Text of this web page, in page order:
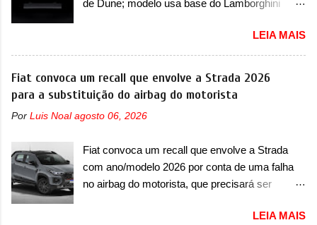
Fang Cheng Bao, que parece se perder na sua
marca divulgou algumas imagens externas e
informações sobre o sedã, que terá seu
lançamento ainda neste ano de 2026. Em
termos de design, o Formula S segue
basicamente as mesmas linhas do conceito
aconteceu no primeiro semestre. Na dianteira, o
sedã conta com faróis mais quadrados e
compactos, com luzes ...
de Dune; modelo usa base do Lamborghini
apresentou as primeiras imagens teaser de um
novo superesportivo que vai oferecer aos seus
consumidores. Trata-se do Dune, um cupê
superesportivo que terá uma proposta off-road
assim como outros esportivos recentemente
tiveram, como o Porsche 911 Dakar e o...
italiano tem grande parte no desenvolvimento
do Dune. Baseado no Huracán, o Dune nasce
com uma proposta similar ao que a marca
LEIA MAIS
Fiat convoca um recall que envolve a Strada 2026
para a substituição do airbag do motorista
Por Luis Noal agosto 06, 2026
Fiat convoca um recall que envolve a Strada
com ano/modelo 2026 por conta de uma falha
no airbag do motorista, que precisará ser
de outubro de 2025 que envolve os proprietários
LEIA MAIS